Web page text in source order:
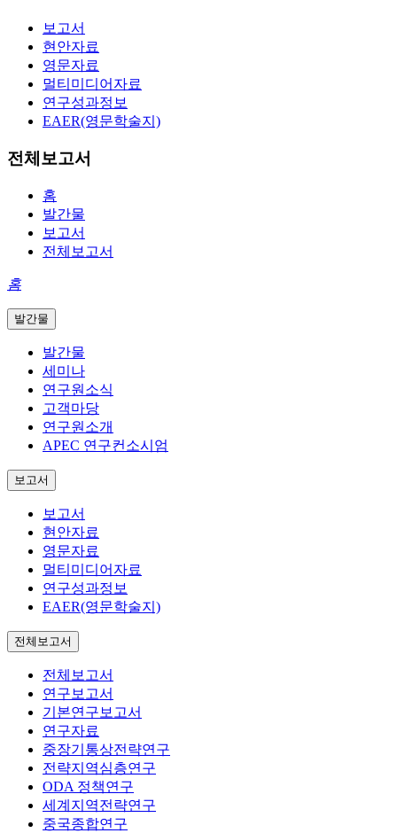
보고서
현안자료
영문자료
멀티미디어자료
연구성과정보
EAER(영문학술지)
전체보고서
홈
발간물
보고서
전체보고서
홈
발간물
발간물
세미나
연구원소식
고객마당
연구원소개
APEC 연구컨소시엄
보고서
보고서
현안자료
영문자료
멀티미디어자료
연구성과정보
EAER(영문학술지)
전체보고서
전체보고서
연구보고서
기본연구보고서
연구자료
중장기통상전략연구
전략지역심층연구
ODA 정책연구
세계지역전략연구
중국종합연구